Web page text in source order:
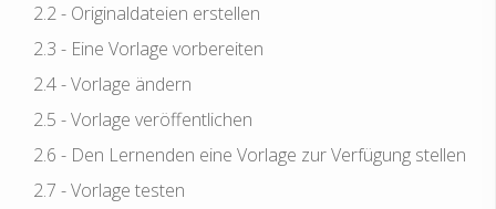
2.2 - Originaldateien erstellen
2.3 - Eine Vorlage vorbereiten
2.4 - Vorlage ändern
2.5 - Vorlage veröffentlichen
2.6 - Den Lernenden eine Vorlage zur Verfügung stellen
2.7 - Vorlage testen